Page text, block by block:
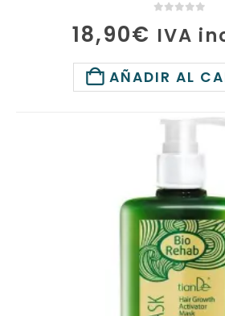
18,90€ IVA
AÑADIR AL